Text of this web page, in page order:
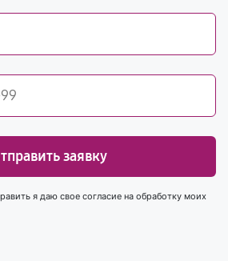
заявку
я даю свое согласие на обработку моих